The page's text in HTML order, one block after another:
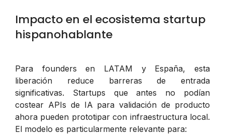
Impacto en el ecosistema startup
hispanohablante
Para founders en LATAM y España, esta
liberación reduce barreras de entrada
significativas. Startups que antes no podían
costear APIs de IA para validación de producto
ahora pueden prototipar con infraestructura local.
El modelo es particularmente relevante para: